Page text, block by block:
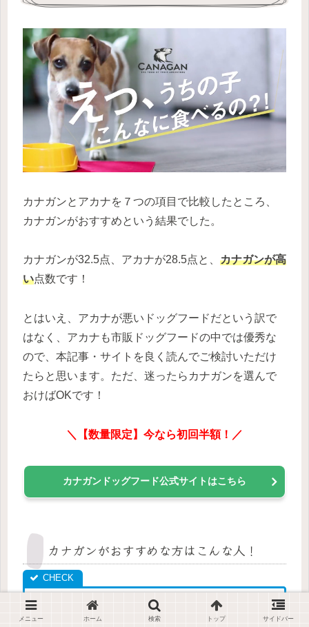
カナガンとアカナを７つの項目で比較したところ、
カナガンがおすすめという結果でした。
カナガンが32.5点、アカナが28.5点と、 カナガンが高
い点数です！
とはいえ、アカナが悪いドッグフードだという訳で
はなく、アカナも市販ドッグフードの中では優秀な
ので、本記事・サイトを良く読んでご検討いただけ
たらと思います。ただ、迷ったらカナガンを選んで
おけばOKです！
＼【数量限定】今なら初回半額！／
カナガンドッグフード公式サイトはこちら
カナガンがおすすめな方はこんな人！
子犬で多くの栄養が必要
メニュー ホーム 検索 トップ サイドバー